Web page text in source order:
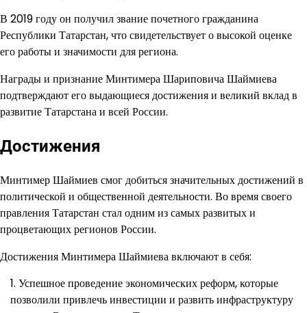
В 2019 году он получил звание почетного гражданина
Республики Татарстан, что свидетельствует о высокой оценке
его работы и значимости для региона.
Награды и признание Минтимера Шариповича Шаймиева
подтверждают его выдающиеся достижения и великий вклад в
развитие Татарстана и всей России.
Достижения
Минтимер Шаймиев смог добиться значительных достижений в
политической и общественной деятельности. Во время своего
правления Татарстан стал одним из самых развитых и
процветающих регионов России.
Достижения Минтимера Шаймиева включают в себя:
Успешное проведение экономических реформ, которые
позволили привлечь инвестиции и развить инфраструктуру